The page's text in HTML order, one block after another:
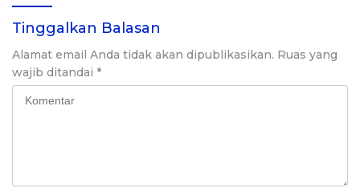
Tinggalkan Balasan
Alamat email Anda tidak akan dipublikasikan. Ruas yang
wajib ditandai *